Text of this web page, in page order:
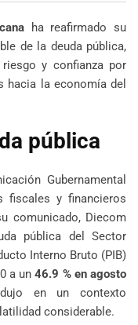
ha reafirmado su
de la deuda pública,
y confianza por
hacia la economía del
pública
Gubernamental
fiscales y financieros
comunicado, Diecom
pública del Sector
Interno Bruto (PIB)
a un46.9 % en agosto
en un contexto
considerable.